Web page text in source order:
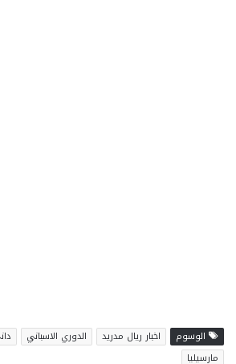
الوسوم اخبار ريال مدريد الدوري الاسباني
مارسيليا